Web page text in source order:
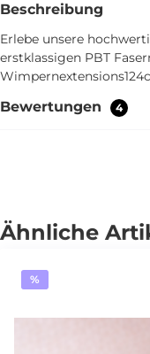
Beschreibung
Erlebe unsere
erstklassigen PBT
Bewertungen 4
Ähnliche
%